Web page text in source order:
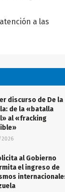
a las
discurso de De la
de la «batalla
al «fracking
al Gobierno
el ingreso de